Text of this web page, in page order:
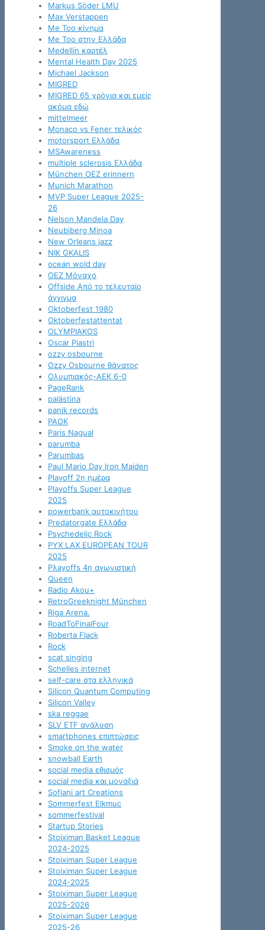
Markus Söder LMU
Max Verstappen
Me Too κίνημα
Me Too στην Ελλάδα
Medellín καρτέλ
Mental Health Day 2025
Michael Jackson
MIGRED
MIGRED 65 χρόνια και εμείς
ακόμα εδώ
mittelmeer
Monaco vs Fener τελικός
motorsport Ελλάδα
MSAwareness
multiple sclerosis Ελλάδα
München OEZ erinnern
Munich Marathon
MVP Super League 2025-
26
Nelson Mandela Day
Neubiberg Minoa
New Orleans jazz
NIK GKALIS
ocean wold day
OEZ Μόναχο
Offside Από το τελευταίο
άγγιγμα
Oktoberfest 1980
Oktoberfestattentat
OLYMPIAKOS
Oscar Piastri
ozzy osbourne
Ozzy Osbourne θάνατος
Oλυμπιακός-ΑΕΚ 6-0
PageRank
palästina
panik records
PAOK
Paris Nagual
parumba
Parumbas
Paul Mario Day Iron Maiden
Playoff 2η ημέρα
Playoffs Super League
2025
powerbank αυτοκινήτου
Predatorgate Ελλάδα
Psychedelic Rock
PYX LAX EUROPEAN TOUR
2025
Pλayoffs 4η αγωνιστική
Queen
Radio Akou+
RetroGreeknight München
Riga Arena.
RoadToFinalFour
Roberta Flack
Rock
scat singing
Schelles internet
self-care στα ελληνικά
Silicon Quantum Computing
Silicon Valley
ska reggae
SLV ETF ανάλυση
smartphones επιπτώσεις
Smoke on the water
snowball Earth
social media εθισμός
social media και μοναξιά
Sofiani art Creations
Sommerfest Elkmuc
sommerfestival
Startup Stories
Stoiximan Basket League
2024-2025
Stoiximan Super League
Stoiximan Super League
2024-2025
Stoiximan Super League
2025-2026
Stoiximan Super League
2025-26